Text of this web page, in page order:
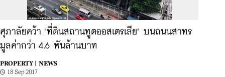
ศุภาลัยคว้า "ที่ดินสถานทูตออสเตรเลีย" บนถนนสาทร
มูลค่ากว่า 4.6 พันล้านบาท
PROPERTY |
NEWS
18 Sep 2017